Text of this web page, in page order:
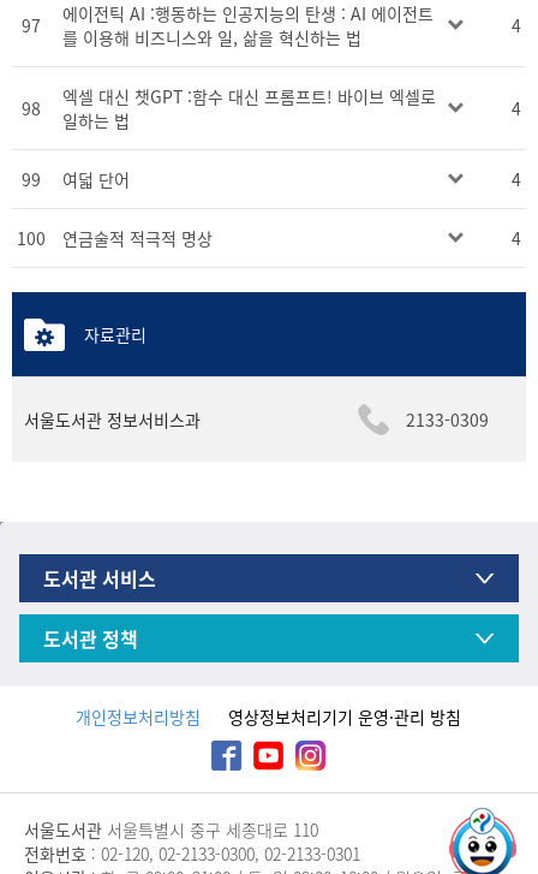
97
에이전틱 AI :행동하는 인공지능의 탄생 : AI 에이전트
를 이용해 비즈니스와 일, 삶을 혁신하는 법
4
98
엑셀 대신 챗GPT :함수 대신 프롬프트! 바이브 엑셀로
일하는 법
4
99 여덟 단어 4
100 연금술적 적극적 명상 4
자료관리
서울도서관 정보서비스과 2133-0309
도서관 서비스
도서관 정책
개인정보처리방침 영상정보처리기기 운영·관리 방침
서울도서관 서울특별시 중구 세종대로 110
전화번호 : 02-120, 02-2133-0300, 02-2133-0301